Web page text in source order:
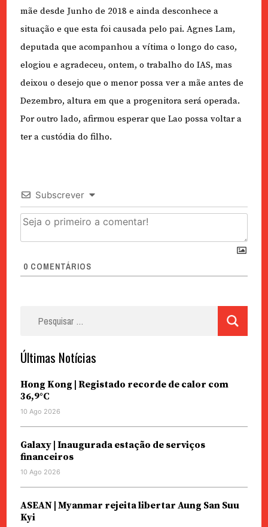
mãe desde Junho de 2018 e ainda desconhece a
situação e que esta foi causada pelo pai. Agnes Lam,
deputada que acompanhou a vítima o longo do caso,
elogiou e agradeceu, ontem, o trabalho do IAS, mas
deixou o desejo que o menor possa ver a mãe antes de
Dezembro, altura em que a progenitora será operada.
Por outro lado, afirmou esperar que Lao possa voltar a
ter a custódia do filho.
Subscrever
0 COMENTÁRIOS
Últimas Notícias
Hong Kong | Registado recorde de calor com
36,9°C
10 Ago 2026
Galaxy | Inaugurada estação de serviços
financeiros
10 Ago 2026
ASEAN | Myanmar rejeita libertar Aung San Suu
Kyi